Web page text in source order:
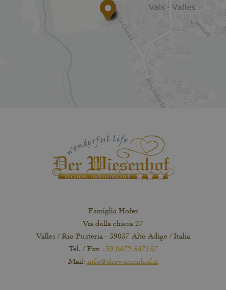
Famiglia Hofer
Via della chiesa 27
Valles / Rio Pusteria - 39037 Alto Adige / Italia
Tel. / Fax +39 0472 547157
Mail: info@derwiesenhof.it